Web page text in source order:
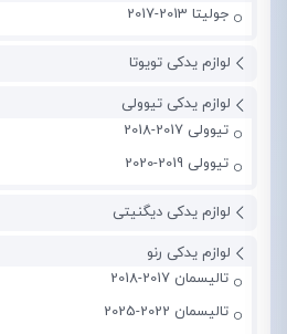
جولیتا 2013-2017
لوازم یدکی تویوتا
لوازم یدکی تیوولی
تیوولی 2017-2018
تیوولی 2019-2020
لوازم یدکی دیگنیتی
لوازم یدکی رنو
تالیسمان 2017-2018
تالیسمان 2022-2025